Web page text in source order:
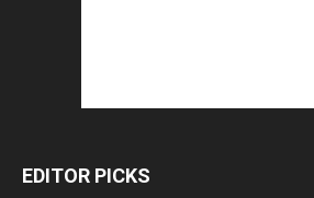
EDITOR PICKS